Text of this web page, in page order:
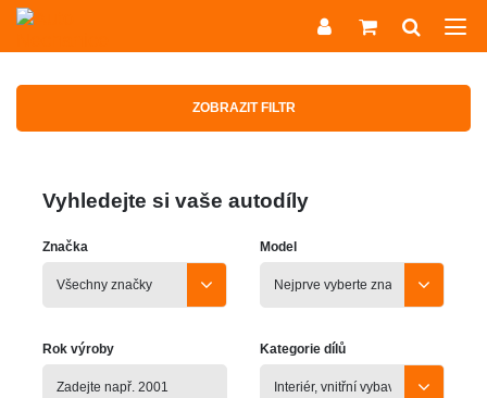
ZOBRAZIT FILTR
Vyhledejte si vaše autodíly
Značka Model
Rok výroby Kategorie dílů